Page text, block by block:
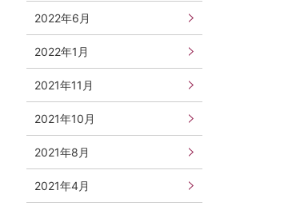
2022年6月
2022年1月
2021年11月
2021年10月
2021年8月
2021年4月